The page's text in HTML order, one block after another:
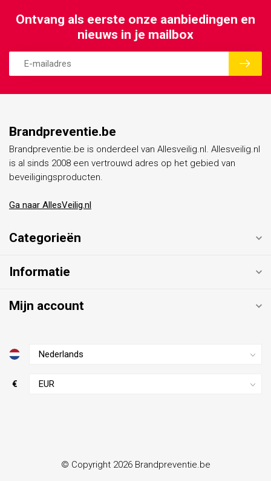
Ontvang als eerste onze aanbiedingen en
nieuws in je mailbox
Brandpreventie.be
Brandpreventie.be is onderdeel van Allesveilig.nl. Allesveilig.nl
is al sinds 2008 een vertrouwd adres op het gebied van
beveiligingsproducten.
Ga naar AllesVeilig.nl
Categorieën
Informatie
Mijn account
€
© Copyright 2026 Brandpreventie.be